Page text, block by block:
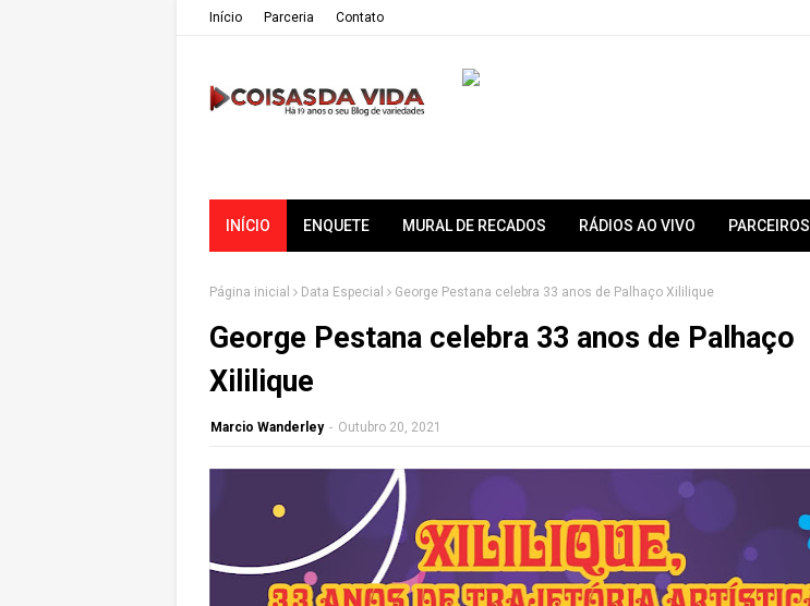
Iní­cio Parceria Contato
INÍCIO ENQUETE MURAL DE RECADOS RÁDIOS AO VIVO PARCEIROS
Página inicial Data Especial George Pestana celebra 33 anos de Palhaço Xililique
George Pestana celebra 33 anos de Palhaço
Xililique
Marcio Wanderley - Outubro 20, 2021